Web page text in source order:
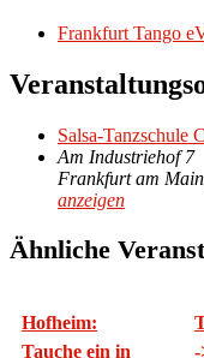
Frankfurt Tango
Salsa-Tanzschule
Am Industriehof 7
Frankfurt am Main
anzeigen
Ähnliche
Hofheim:
Tauche ein in
-